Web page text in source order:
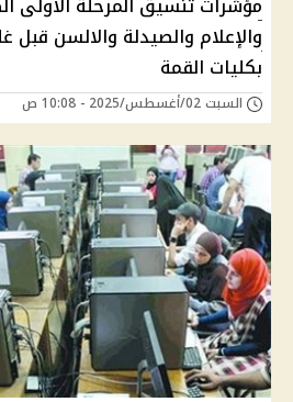
والإعلام والصيدلة والالسن قبل
بكليات القمة
السبت 02/أغسطس/2025 - 10:08 ص